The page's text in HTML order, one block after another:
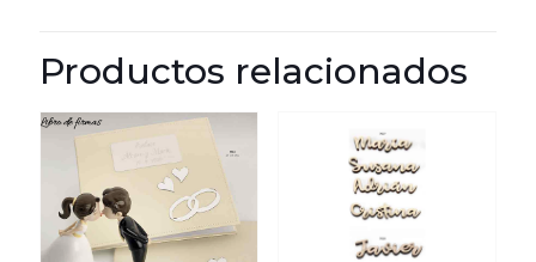
Productos relacionados